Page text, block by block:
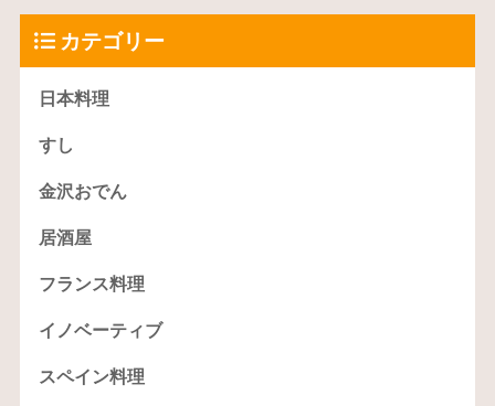
カテゴリー
日本料理
すし
金沢おでん
居酒屋
フランス料理
イノベーティブ
スペイン料理